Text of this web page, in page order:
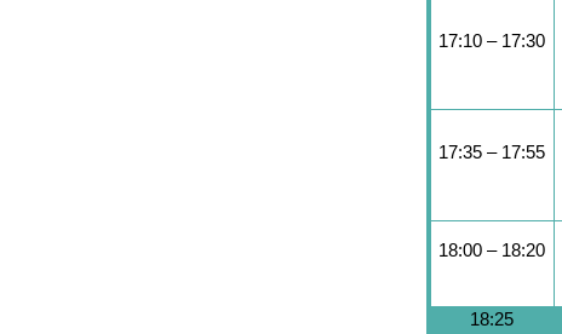
17:10 – 17:30
17:35 – 17:55
18:00 – 18:20
18:25